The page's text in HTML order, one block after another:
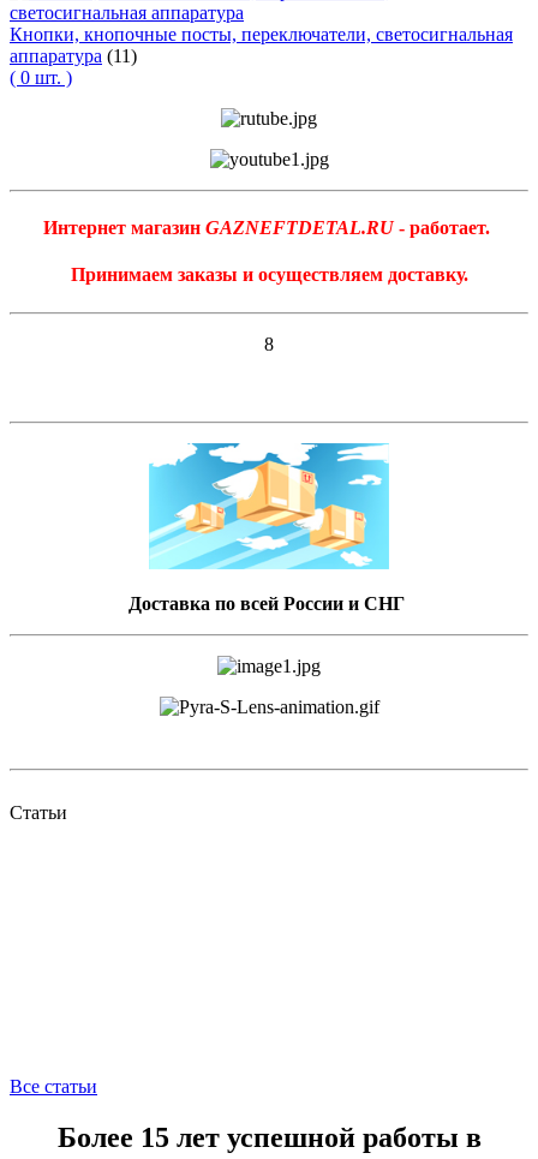
Кнопки, кнопочные посты, переключатели, светосигнальная
аппаратура (11)
( 0 шт. )
Интернет магазин GAZNEFTDETAL.RU- работает.
Принимаем заказы и осуществляем доставку.
8
Доставка по всей России и СНГ
Статьи
Все статьи
Более 15 лет успешной работы в